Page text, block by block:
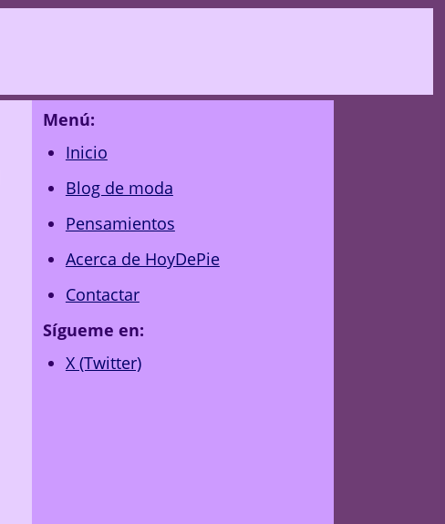
Menú:
Inicio
Blog de moda
Pensamientos
Acerca de HoyDePie
Contactar
Sígueme en:
X (Twitter)